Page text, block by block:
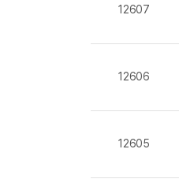
12607
12606
12605